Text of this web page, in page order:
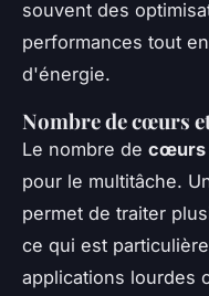
souvent des
performances tout
d'énergie.
Nombre de cœurs
Le nombre de cœurs
pour le multitâche.
permet de traiter
ce qui est
applications lourdes